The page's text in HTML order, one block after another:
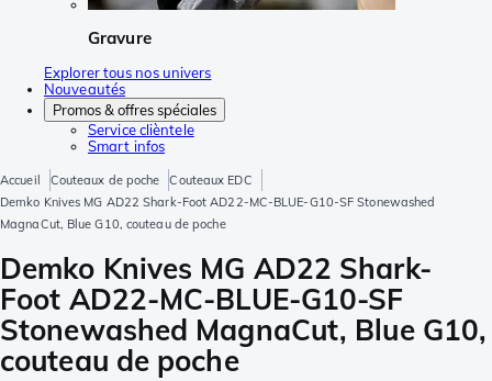
Gravure
Explorer tous nos univers
Nouveautés
Promos & offres spéciales
Service clièntele
Smart infos
Accueil Couteaux de poche
Couteaux EDC
Demko Knives MG AD22 Shark-Foot AD22-MC-BLUE-G10-SF Stonewashed
MagnaCut, Blue G10, couteau de poche
Demko Knives MG AD22 Shark-
Foot AD22-MC-BLUE-G10-SF
Stonewashed MagnaCut, Blue G10,
couteau de poche